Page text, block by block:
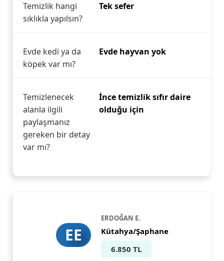
Temizlik hangi
sıklıkla yapılsın?
Tek sefer
Evde kedi ya da
köpek var mı?
Evde hayvan yok
Temizlenecek
alanla ilgili
paylaşmanız
gereken bir detay
var mı?
İnce temizlik sıfır daire
olduğu için
EE
ERDOĞAN E.
Kütahya/Şaphane
6.850 TL